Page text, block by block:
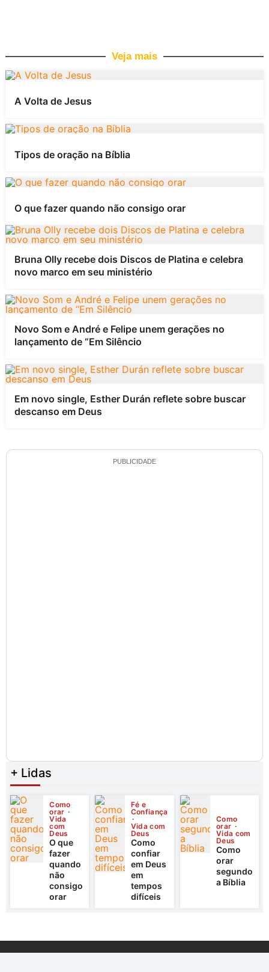
Veja mais
A Volta de Jesus
Tipos de oração na Bíblia
O que fazer quando não consigo orar
Bruna Olly recebe dois Discos de Platina e celebra
novo marco em seu ministério
Novo Som e André e Felipe unem gerações no
lançamento de “Em Silêncio
Em novo single, Esther Durán reflete sobre buscar
descanso em Deus
PUBLICIDADE
+ Lidas
Como
orar
Vida
com
Deus
O que
fazer
quando
não
consigo
orar
Fé e
Confiança
Vida com
Deus
Como
confiar
em Deus
em
tempos
difíceis
Como
orar
Vida com
Deus
Como
orar
segundo
a Bíblia